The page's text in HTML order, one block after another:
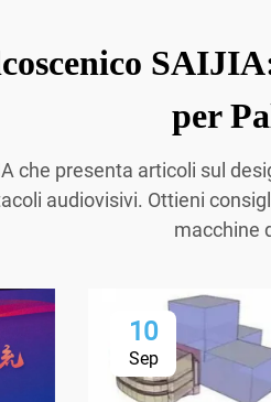
per
che presenta articoli sul
audiovisivi. Ottieni
macchine
10
Sep